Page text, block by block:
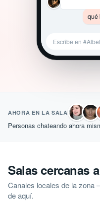
qué
Escribe en
AHORA EN LA SALA
Personas chateando ahora
Salas cercanas
Canales locales de la zona
de aquí.